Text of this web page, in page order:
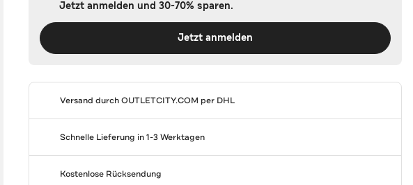
Jetzt anmelden und 30-70% sparen.
Jetzt anmelden
Versand durchOUTLETCITY.COM per DHL
Schnelle Lieferung in 1-3 Werktagen
Kostenlose Rücksendung